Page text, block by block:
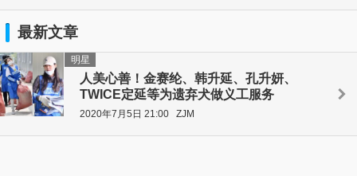
最新文章
人美心善！金赛纶、韩升延、孔升妍、
TWICE定延等为遗弃犬做义工服务
明星
2020年7月5日 21:00 ZJM